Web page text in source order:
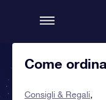
Come
Consigli & Regali